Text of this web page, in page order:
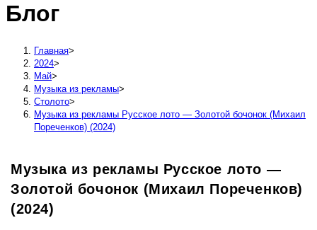
сайту
Блог
Главная>
2024>
Май>
Музыка из рекламы>
Столото>
Музыка из рекламы Русское лото — Золотой бочонок (Михаил
Пореченков) (2024)
Музыка из рекламы Русское лото —
Золотой бочонок (Михаил Пореченков)
(2024)